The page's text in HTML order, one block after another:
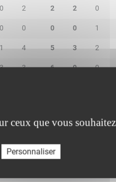
0 2 2 2 0
0 0 0 0 1
1 4 5 3 2
3 3 6 0 0
ceux que vous
Personnaliser